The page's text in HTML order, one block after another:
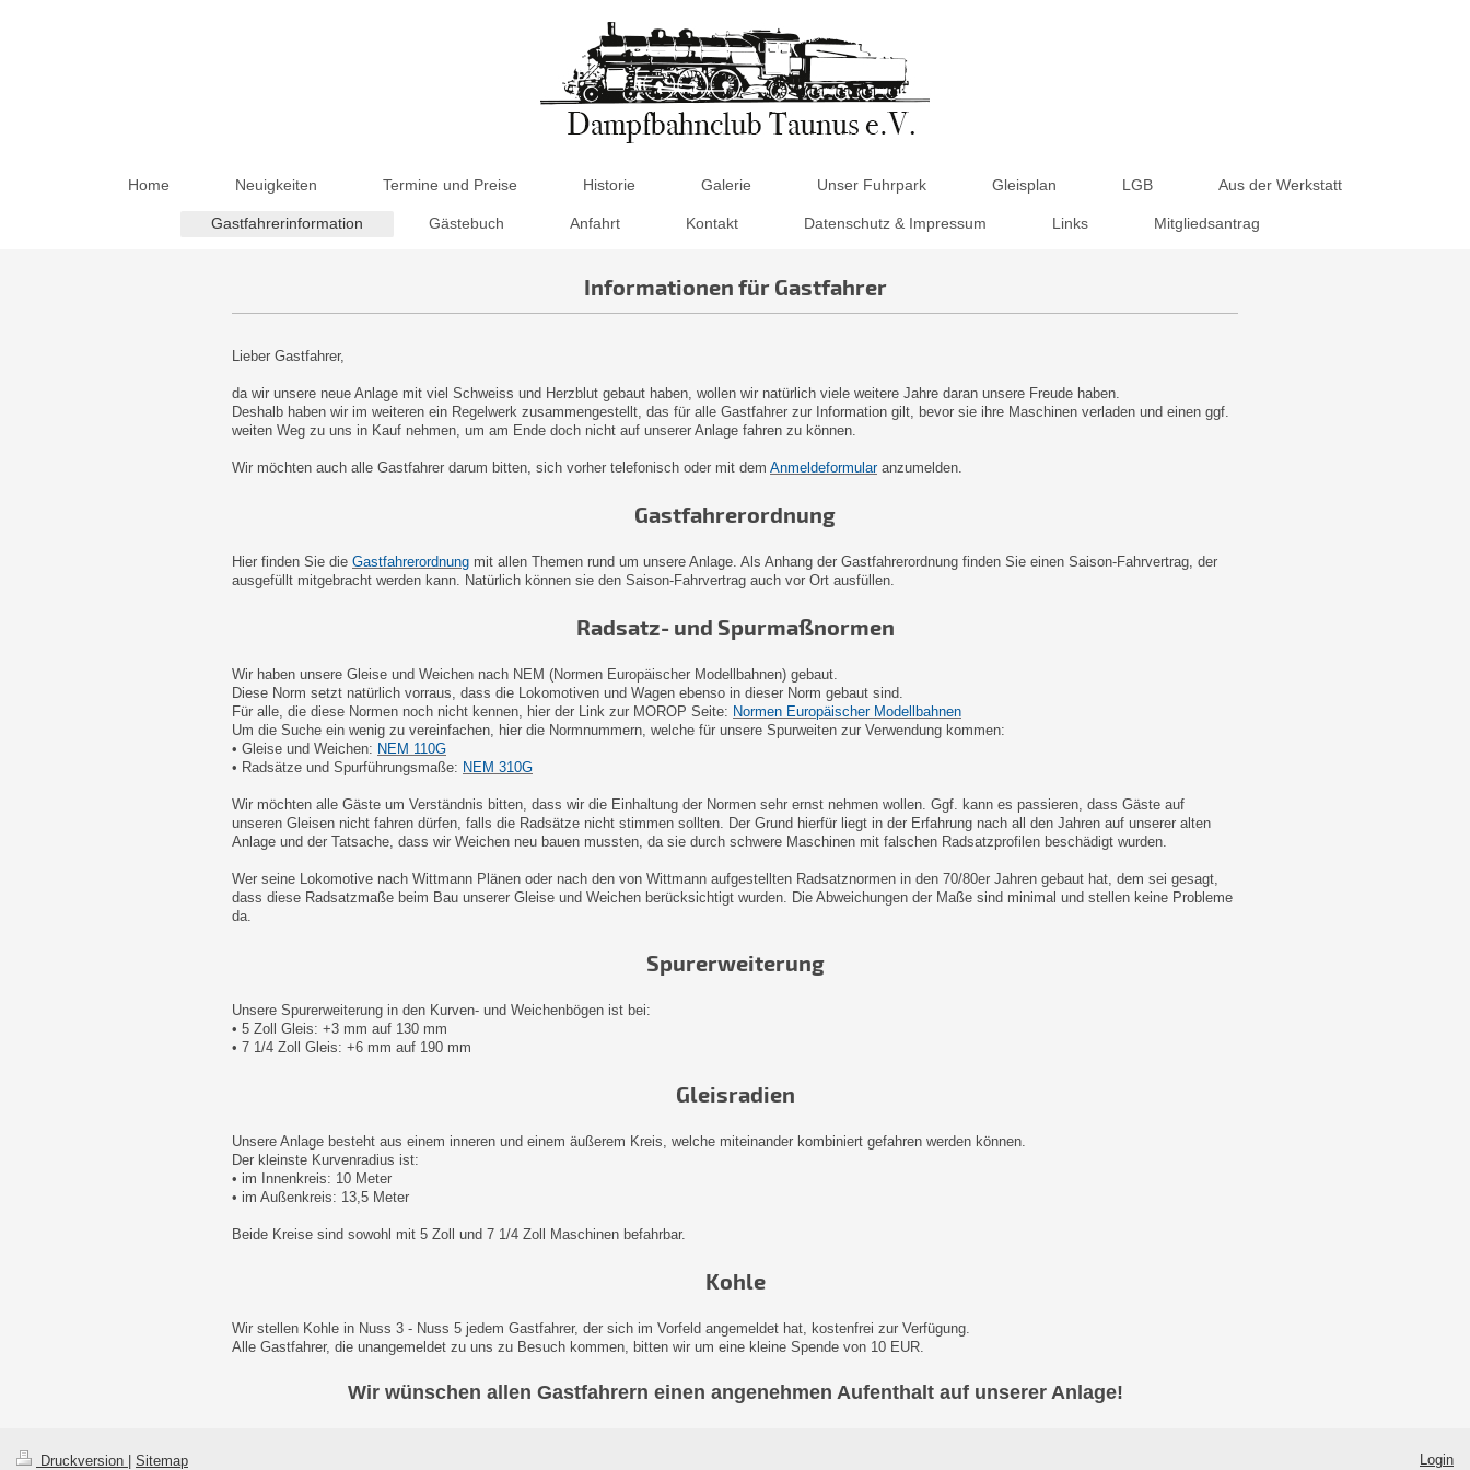
Home Neuigkeiten Termine und Preise Historie Galerie Unser Fuhrpark Gleisplan LGB Aus der Werkstatt
Gastfahrerinformation Gästebuch Anfahrt Kontakt Datenschutz & Impressum Links Mitgliedsantrag
Informationen für Gastfahrer
Lieber Gastfahrer,
da wir unsere neue Anlage mit viel Schweiss und Herzblut gebaut haben, wollen wir natürlich viele weitere Jahre daran unsere Freude haben.
Deshalb haben wir im weiteren ein Regelwerk zusammengestellt, das für alle Gastfahrer zur Information gilt, bevor sie ihre Maschinen verladen und einen ggf.
weiten Weg zu uns in Kauf nehmen, um am Ende doch nicht auf unserer Anlage fahren zu können.
Wir möchten auch alle Gastfahrer darum bitten, sich vorher telefonisch oder mit dem Anmeldeformularanzumelden.
Gastfahrerordnung
Hier finden Sie die Gastfahrerordnung mit allen Themen rund um unsere Anlage. Als Anhang der Gastfahrerordnung finden Sie einen Saison-Fahrvertrag, der
ausgefüllt mitgebracht werden kann. Natürlich können sie den Saison-Fahrvertrag auch vor Ort ausfüllen.
Radsatz- und Spurmaßnormen
Wir haben unsere Gleise und Weichen nach NEM (Normen Europäischer Modellbahnen) gebaut.
Diese Norm setzt natürlich vorraus, dass die Lokomotiven und Wagen ebenso in dieser Norm gebaut sind.
Für alle, die diese Normen noch nicht kennen, hier der Link zur MOROP Seite: Normen Europäischer Modellbahnen
Um die Suche ein wenig zu vereinfachen, hier die Normnummern, welche für unsere Spurweiten zur Verwendung kommen:
• Gleise und Weichen: NEM 110G
• Radsätze und Spurführungsmaße: NEM 310G
Wir möchten alle Gäste um Verständnis bitten, dass wir die Einhaltung der Normen sehr ernst nehmen wollen. Ggf. kann es passieren, dass Gäste auf
unseren Gleisen nicht fahren dürfen, falls die Radsätze nicht stimmen sollten. Der Grund hierfür liegt in der Erfahrung nach all den Jahren auf unserer alten
Anlage und der Tatsache, dass wir Weichen neu bauen mussten, da sie durch schwere Maschinen mit falschen Radsatzprofilen beschädigt wurden.
Wer seine Lokomotive nach Wittmann Plänen oder nach den von Wittmann aufgestellten Radsatznormen in den 70/80er Jahren gebaut hat, dem sei gesagt,
dass diese Radsatzmaße beim Bau unserer Gleise und Weichen berücksichtigt wurden. Die Abweichungen der Maße sind minimal und stellen keine Probleme
da.
Spurerweiterung
Unsere Spurerweiterung in den Kurven- und Weichenbögen ist bei:
• 5 Zoll Gleis: +3 mm auf 130 mm
• 7 1/4 Zoll Gleis: +6 mm auf 190 mm
Gleisradien
Unsere Anlage besteht aus einem inneren und einem äußerem Kreis, welche miteinander kombiniert gefahren werden können.
Der kleinste Kurvenradius ist:
• im Innenkreis: 10 Meter
• im Außenkreis: 13,5 Meter
Beide Kreise sind sowohl mit 5 Zoll und 7 1/4 Zoll Maschinen befahrbar.
Kohle
Wir stellen Kohle in Nuss 3 - Nuss 5 jedem Gastfahrer, der sich im Vorfeld angemeldet hat, kostenfrei zur Verfügung.
Alle Gastfahrer, die unangemeldet zu uns zu Besuch kommen, bitten wir um eine kleine Spende von 10 EUR.
Wir wünschen allen Gastfahrern einen angenehmen Aufenthalt auf unserer Anlage!
Druckversion Sitemap Login